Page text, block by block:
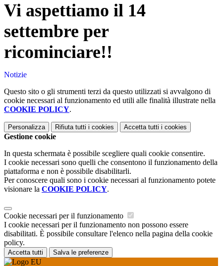
Vi aspettiamo il 14
settembre per
ricominciare!!
Notizie
Questo sito o gli strumenti terzi da questo utilizzati si avvalgono di
cookie necessari al funzionamento ed utili alle finalità illustrate nella
COOKIE POLICY.
Personalizza Rifiuta tutti i cookies Accetta tutti i cookies
Gestione cookie
In questa schermata è possibile scegliere quali cookie consentire.
I cookie necessari sono quelli che consentono il funzionamento della
piattaforma e non è possibile disabilitarli.
Per conoscere quali sono i cookie necessari al funzionamento potete
visionare la COOKIE POLICY.
Cookie necessari per il funzionamento
I cookie necessari per il funzionamento non possono essere
disabilitati. È possibile consultare l'elenco nella pagina della cookie
policy.
Accetta tutti Salva le preferenze